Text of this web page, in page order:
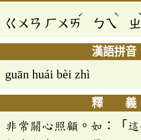
ㄍㄨㄢ ㄏㄨㄞ
ˊ
ㄅㄟ
ˋ
ㄓ
漢語拼音
guān huái bèi zhì
釋 義
非常關心照顧。如：「